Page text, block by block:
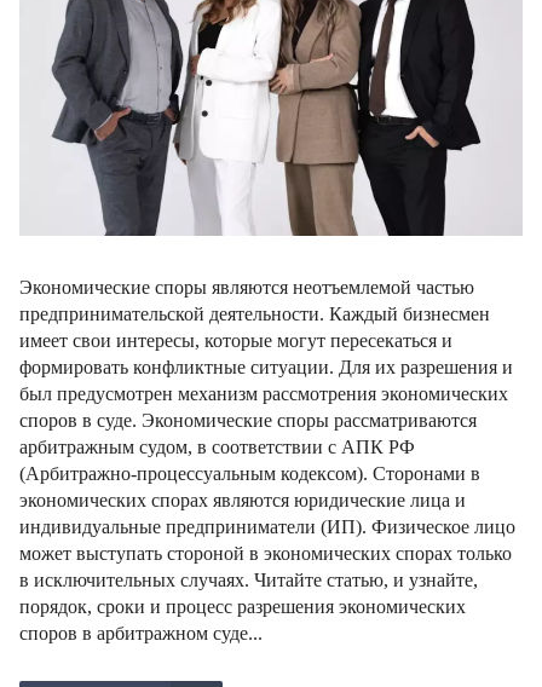
Экономические споры являются неотъемлемой частью
предпринимательской деятельности. Каждый бизнесмен
имеет свои интересы, которые могут пересекаться и
формировать конфликтные ситуации. Для их разрешения и
был предусмотрен механизм рассмотрения экономических
споров в суде. Экономические споры рассматриваются
арбитражным судом, в соответствии с АПК РФ
(Арбитражно-процессуальным кодексом). Сторонами в
экономических спорах являются юридические лица и
индивидуальные предприниматели (ИП). Физическое лицо
может выступать стороной в экономических спорах только
в исключительных случаях. Читайте статью, и узнайте,
порядок, сроки и процесс разрешения экономических
споров в арбитражном суде...